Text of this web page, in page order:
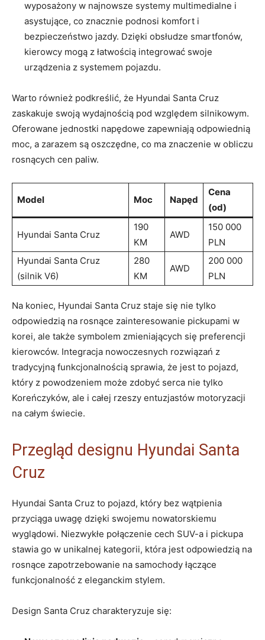
wyposażony w najnowsze systemy multimedialne i
⁤asystujące, co znacznie podnosi​ komfort i
bezpieczeństwo jazdy. Dzięki obsłudze smartfonów,
kierowcy ​mogą z łatwością integrować swoje
⁢urządzenia z systemem pojazdu.
Warto również podkreślić, że Hyundai Santa⁤ Cruz
zaskakuje swoją wydajnością pod ‍względem silnikowym.
Oferowane jednostki napędowe zapewniają odpowiednią
moc, a zarazem są​ oszczędne, co ma znaczenie w obliczu
⁤rosnących cen paliw.
Model Moc Napęd
Cena
(od)
Hyundai ⁤Santa ⁢Cruz
190
KM
AWD
150 000
PLN
Hyundai Santa Cruz
(silnik V6)
280⁤
KM
AWD
200‌ 000
PLN
Na‍ koniec, Hyundai​ Santa Cruz staje się nie‍ tylko
odpowiedzią‍ na rosnące zainteresowanie pickupami w
korei, ale także symbolem zmieniających się preferencji
kierowców. Integracja nowoczesnych rozwiązań z
tradycyjną funkcjonalnością⁣ sprawia, że jest to pojazd,
który z powodzeniem⁢ może zdobyć serca nie tylko‌
Koreńczyków, ale⁢ i całej rzeszy entuzjastów motoryzacji
na całym świecie.
Przegląd designu Hyundai‌ Santa
Cruz
Hyundai Santa Cruz to pojazd, który bez wątpienia
przyciąga uwagę dzięki swojemu nowatorskiemu
wyglądowi. Niezwykłe połączenie cech SUV-a i ‌pickupa
stawia go w unikalnej kategorii,⁣ która jest‍ odpowiedzią na
rosnące zapotrzebowanie‍ na samochody⁢ łączące
⁤funkcjonalność z eleganckim stylem.
Design Santa Cruz charakteryzuje się: